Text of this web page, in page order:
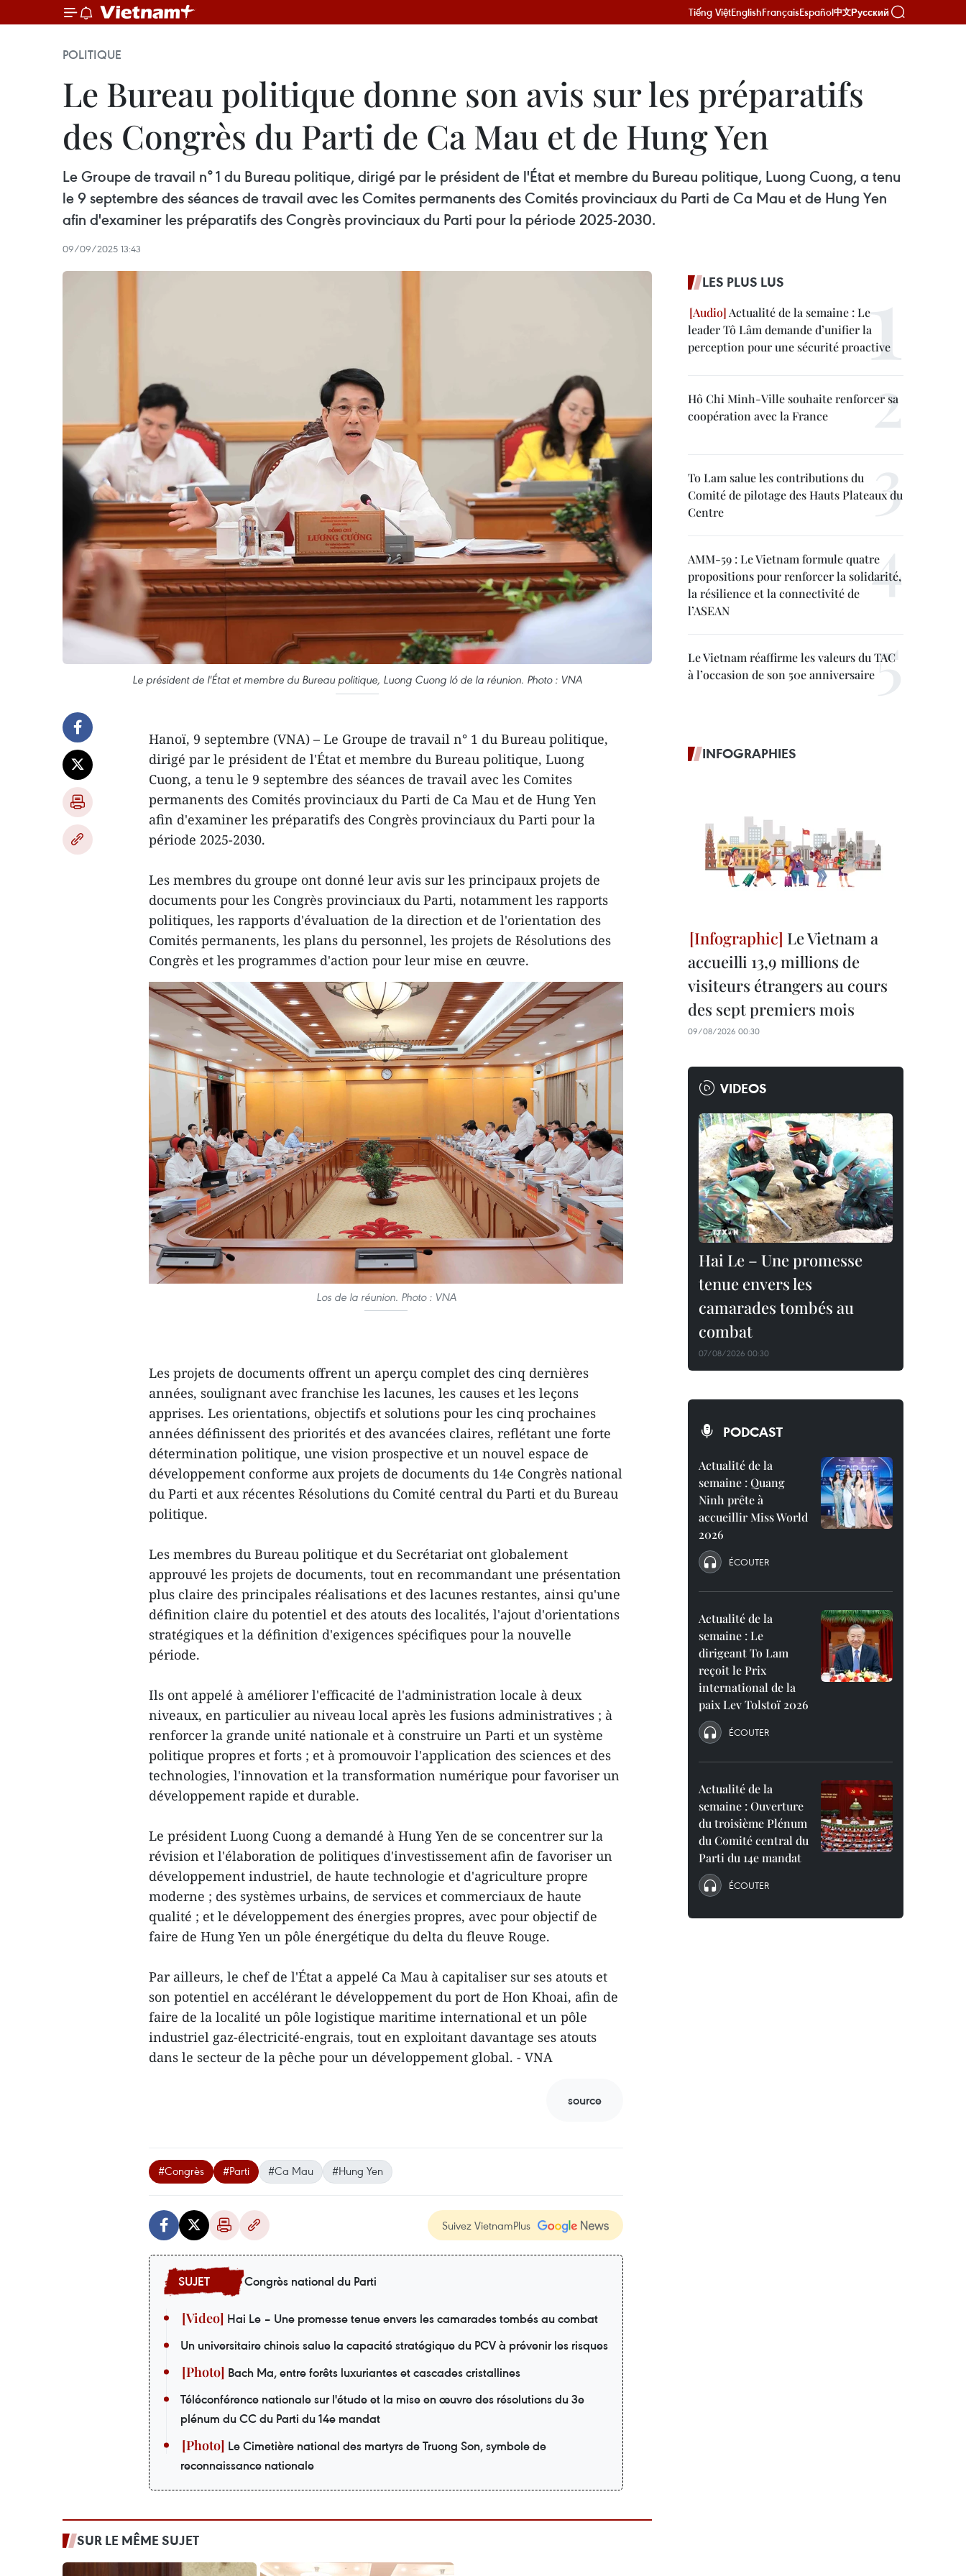
Tiếng ViệtEnglishFrançaisEspañol中文Русский
POLITIQUE
Le Bureau politique donne son avis sur les préparatifs
des Congrès du Parti de Ca Mau et de Hung Yen
Le Groupe de travail n° 1 du Bureau politique, dirigé par le président de l'État et membre du Bureau politique, Luong Cuong, a tenu
le 9 septembre des séances de travail avec les Comites permanents des Comités provinciaux du Parti de Ca Mau et de Hung Yen
afin d'examiner les préparatifs des Congrès provinciaux du Parti pour la période 2025-2030.
09/09/2025 13:43
Le président de l'État et membre du Bureau politique, Luong Cuong ló de la réunion. Photo : VNA
Hanoï, 9 septembre (VNA) – Le Groupe de travail n° 1 du Bureau politique,
dirigé par le président de l'État et membre du Bureau politique, Luong
Cuong, a tenu le 9 septembre des séances de travail avec les Comites
permanents des Comités provinciaux du Parti de Ca Mau et de Hung Yen
afin d'examiner les préparatifs des Congrès provinciaux du Parti pour la
période 2025-2030.
Les membres du groupe ont donné leur avis sur les principaux projets de
documents pour les Congrès provinciaux du Parti, notamment les rapports
politiques, les rapports d'évaluation de la direction et de l'orientation des
Comités permanents, les plans du personnel, les projets de Résolutions des
Congrès et les programmes d'action pour leur mise en œuvre.
Los de la réunion. Photo : VNA
Les projets de documents offrent un aperçu complet des cinq dernières
années, soulignant avec franchise les lacunes, les causes et les leçons
apprises. Les orientations, objectifs et solutions pour les cinq prochaines
années définissent des priorités et des avancées claires, reflétant une forte
détermination politique, une vision prospective et un nouvel espace de
développement conforme aux projets de documents du 14e Congrès national
du Parti et aux récentes Résolutions du Comité central du Parti et du Bureau
politique.
Les membres du Bureau politique et du Secrétariat ont globalement
approuvé les projets de documents, tout en recommandant une présentation
plus claire des principales réalisations et des lacunes restantes, ainsi qu'une
définition claire du potentiel et des atouts des localités, l'ajout d'orientations
stratégiques et la définition d'exigences spécifiques pour la nouvelle
période.
Ils ont appelé à améliorer l'efficacité de l'administration locale à deux
niveaux, en particulier au niveau local après les fusions administratives ; à
renforcer la grande unité nationale et à construire un Parti et un système
politique propres et forts ; et à promouvoir l'application des sciences et des
technologies, l'innovation et la transformation numérique pour favoriser un
développement rapide et durable.
Le président Luong Cuong a demandé à Hung Yen de se concentrer sur la
révision et l'élaboration de politiques d'investissement afin de favoriser un
développement industriel, de haute technologie et d'agriculture propre
moderne ; des systèmes urbains, de services et commerciaux de haute
qualité ; et le développement des énergies propres, avec pour objectif de
faire de Hung Yen un pôle énergétique du delta du fleuve Rouge.
Par ailleurs, le chef de l'État a appelé Ca Mau à capitaliser sur ses atouts et
son potentiel en accélérant le développement du port de Hon Khoai, afin de
faire de la localité un pôle logistique maritime international et un pôle
industriel gaz-électricité-engrais, tout en exploitant davantage ses atouts
dans le secteur de la pêche pour un développement global. - VNA
source
#Congrès #Parti #Ca Mau #Hung Yen
Suivez VietnamPlus
Congrès national du Parti
Hai Le – Une promesse tenue envers les camarades tombés au combat
Un universitaire chinois salue la capacité stratégique du PCV à prévenir les risques
Bach Ma, entre forêts luxuriantes et cascades cristallines
Téléconférence nationale sur l'étude et la mise en œuvre des résolutions du 3e
plénum du CC du Parti du 14e mandat
Le Cimetière national des martyrs de Truong Son, symbole de
reconnaissance nationale
SUR LE MÊME SUJET
LES PLUS LUS
Actualité de la semaine : Le
leader Tô Lâm demande d’unifier la
perception pour une sécurité proactive
Hô Chi Minh-Ville souhaite renforcer sa
coopération avec la France
To Lam salue les contributions du
Comité de pilotage des Hauts Plateaux du
Centre
AMM-59 : Le Vietnam formule quatre
propositions pour renforcer la solidarité,
la résilience et la connectivité de
l’ASEAN
Le Vietnam réaffirme les valeurs du TAC
à l’occasion de son 50e anniversaire
INFOGRAPHIES
Le Vietnam a
accueilli 13,9 millions de
visiteurs étrangers au cours
des sept premiers mois
09/08/2026 00:30
VIDEOS
Hai Le – Une promesse
tenue envers les
camarades tombés au
combat
07/08/2026 00:30
PODCAST
Actualité de la
semaine : Quang
Ninh prête à
accueillir Miss World
2026
ÉCOUTER
Actualité de la
semaine : Le
dirigeant To Lam
reçoit le Prix
international de la
paix Lev Tolstoï 2026
ÉCOUTER
Actualité de la
semaine : Ouverture
du troisième Plénum
du Comité central du
Parti du 14e mandat
ÉCOUTER